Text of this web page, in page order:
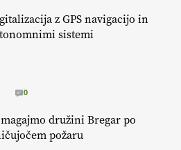
zrasla v uspešno kmetijsko in
z GPS navigacijo in
sistemi
0
družini Bregar po
požaru